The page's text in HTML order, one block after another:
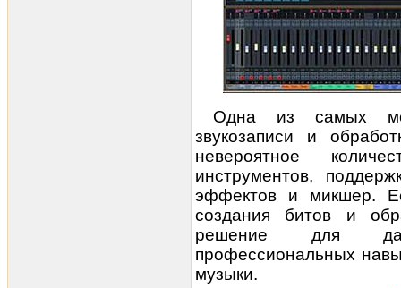
Одна из самых
звукозаписи и
невероятное
инструментов,
эффектов и микшер.
создания битов и
решение для
профессиональных
музыки.